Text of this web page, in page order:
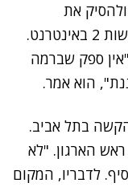
את
המסקנות", הוא הוסיף בשיחה עם חדשות 2 באינטרנט.
ספק שברמה
הוא אמר.
הקשה בתל אביב.
הארגון. "לא
לדבריו, המקום